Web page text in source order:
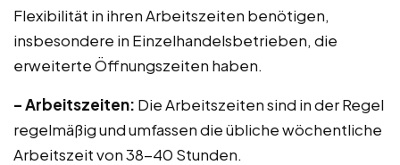
Flexibilität in ihren Arbeitszeiten benötigen,
insbesondere in Einzelhandelsbetrieben, die
erweiterte Öffnungszeiten haben.
– Arbeitszeiten: Die Arbeitszeiten sind in der Regel
regelmäßig und umfassen die übliche wöchentliche
Arbeitszeit von 38-40 Stunden.